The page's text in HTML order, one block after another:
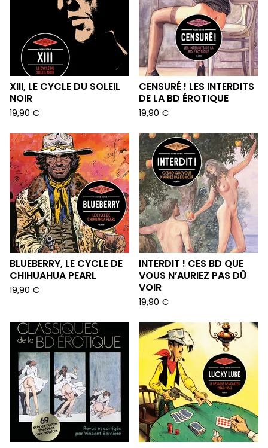
XIII, LE CYCLE DU SOLEIL
NOIR
19,90 €
CENSURÉ ! LES INTERDITS
DE LA BD ÉROTIQUE
19,90 €
BLUEBERRY, LE CYCLE DE
CHIHUAHUA PEARL
19,90 €
INTERDIT ! CES BD QUE
VOUS N’AURIEZ PAS DÛ
VOIR
19,90 €